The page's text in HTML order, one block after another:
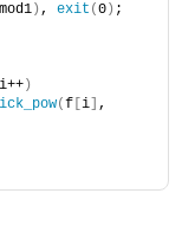
) , exit (0) ;
)
(f [i] ,